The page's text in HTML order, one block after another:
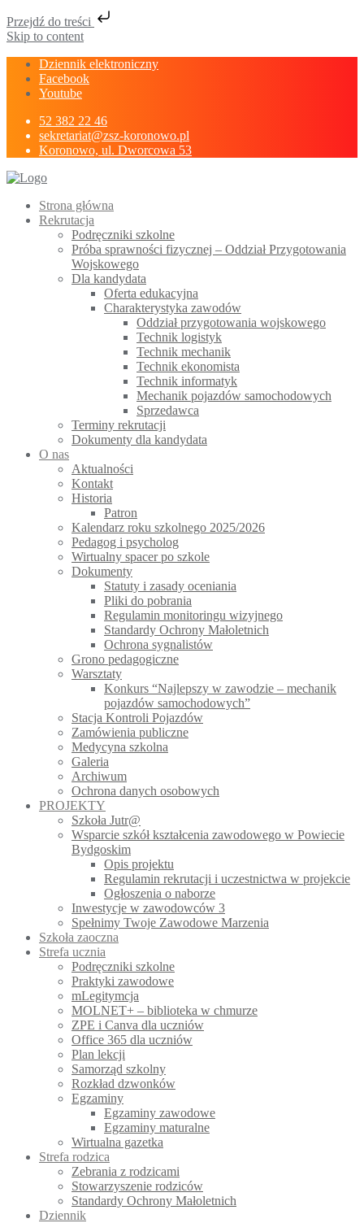
Przejdź do treści
Skip to content
Dziennik elektroniczny
Facebook
Youtube
52 382 22 46
sekretariat@zsz-koronowo.pl
Koronowo, ul. Dworcowa 53
Strona główna
Rekrutacja
Podręczniki szkolne
Próba sprawności fizycznej – Oddział Przygotowania
Wojskowego
Dla kandydata
Oferta edukacyjna
Charakterystyka zawodów
Oddział przygotowania wojskowego
Technik logistyk
Technik mechanik
Technik ekonomista
Technik informatyk
Mechanik pojazdów samochodowych
Sprzedawca
Terminy rekrutacji
Dokumenty dla kandydata
O nas
Aktualności
Kontakt
Historia
Patron
Kalendarz roku szkolnego 2025/2026
Pedagog i psycholog
Wirtualny spacer po szkole
Dokumenty
Statuty i zasady oceniania
Pliki do pobrania
Regulamin monitoringu wizyjnego
Standardy Ochrony Małoletnich
Ochrona sygnalistów
Grono pedagogiczne
Warsztaty
Konkurs “Najlepszy w zawodzie – mechanik
pojazdów samochodowych”
Stacja Kontroli Pojazdów
Zamówienia publiczne
Medycyna szkolna
Galeria
Archiwum
Ochrona danych osobowych
PROJEKTY
Szkoła Jutr@
Wsparcie szkół kształcenia zawodowego w Powiecie
Bydgoskim
Opis projektu
Regulamin rekrutacji i uczestnictwa w projekcie
Ogłoszenia o naborze
Inwestycje w zawodowców 3
Spełnimy Twoje Zawodowe Marzenia
Szkoła zaoczna
Strefa ucznia
Podręczniki szkolne
Praktyki zawodowe
mLegitymcja
MOLNET+ – biblioteka w chmurze
ZPE i Canva dla uczniów
Office 365 dla uczniów
Plan lekcji
Samorząd szkolny
Rozkład dzwonków
Egzaminy
Egzaminy zawodowe
Egzaminy maturalne
Wirtualna gazetka
Strefa rodzica
Zebrania z rodzicami
Stowarzyszenie rodziców
Standardy Ochrony Małoletnich
Dziennik